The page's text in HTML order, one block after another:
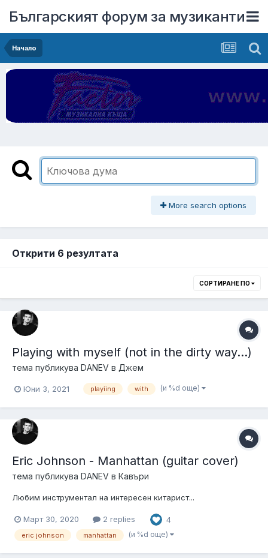
Българският форум за музиканти
Начало
More search options
Открити 6 резултата
СОРТИРАНЕ ПО
Playing with myself (not in the dirty way...)
тема публикува DANEV в Джем
Юни 3, 2021 playiing with (и %d още)
Eric Johnson - Manhattan (guitar cover)
тема публикува DANEV в Кавъри
Любим инструментал на интересен китарист...
Март 30, 2020 2 replies 4
eric johnson manhattan (и %d още)